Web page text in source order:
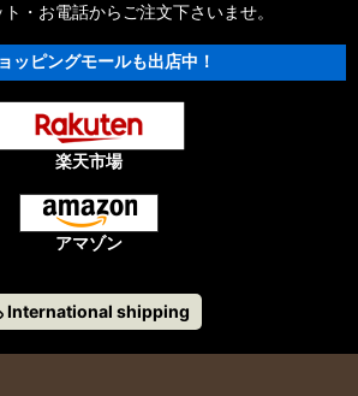
・お電話からご注文下さいませ。
ッピングモールも出店中！
楽天市場
アマゾン
International shipping